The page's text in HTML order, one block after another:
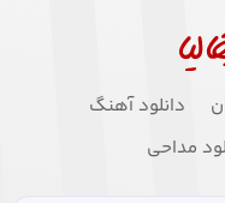
دانلود آهنگ
مداحی